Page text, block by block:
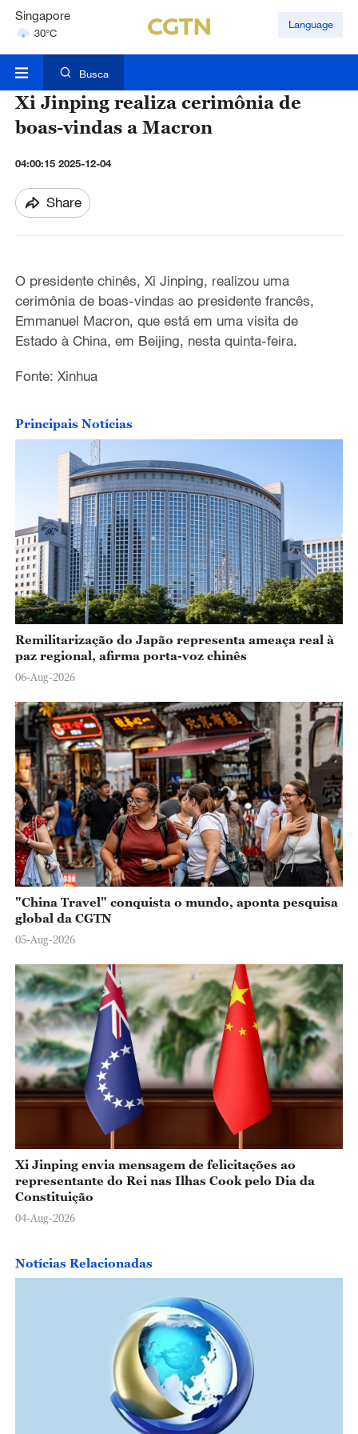
Singapore
30°C
22°C
Language
Busca
Xi Jinping realiza cerimônia de
boas-vindas a Macron
04:00:15 2025-12-04
Share
O presidente chinês, Xi Jinping, realizou uma
cerimônia de boas-vindas ao presidente francês,
Emmanuel Macron, que está em uma visita de
Estado à China, em Beijing, nesta quinta-feira.
Fonte: Xinhua
Principais Notícias
Remilitarização do Japão representa ameaça real à
paz regional, afirma porta-voz chinês
06-Aug-2026
"China Travel" conquista o mundo, aponta pesquisa
global da CGTN
05-Aug-2026
Xi Jinping envia mensagem de felicitações ao
representante do Rei nas Ilhas Cook pelo Dia da
Constituição
04-Aug-2026
Notícias Relacionadas